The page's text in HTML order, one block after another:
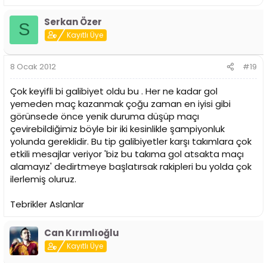
S Serkan Özer
Kayıtlı Üye
8 Ocak 2012 #19
Çok keyifli bi galibiyet oldu bu . Her ne kadar gol
yemeden maç kazanmak çoğu zaman en iyisi gibi
görünsede önce yenik duruma düşüp maçı
çevirebildiğimiz böyle bir iki kesinlikle şampiyonluk
yolunda gereklidir. Bu tip galibiyetler karşı takımlara çok
etkili mesajlar veriyor 'biz bu takıma gol atsakta maçı
alamayız' dedirtmeye başlatırsak rakipleri bu yolda çok
ilerlemiş oluruz.
Tebrikler Aslanlar
Can Kırımlıoğlu
Kayıtlı Üye